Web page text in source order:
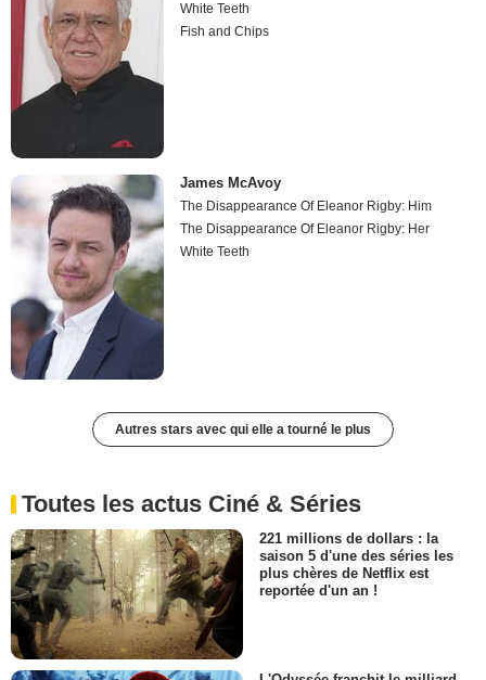
White Teeth
Fish and Chips
James McAvoy
The Disappearance Of Eleanor Rigby: Him
The Disappearance Of Eleanor Rigby: Her
White Teeth
Autres stars avec qui elle a tourné le plus
Toutes les actus Ciné & Séries
221 millions de dollars : la
saison 5 d'une des séries les
plus chères de Netflix est
reportée d'un an !